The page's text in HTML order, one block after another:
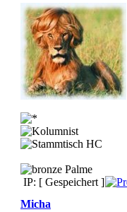
IP: [ Gespeichert ]
Micha